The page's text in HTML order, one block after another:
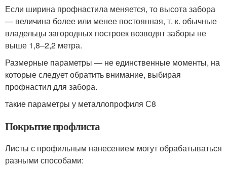
Если ширина профнастила меняется, то высота забора
— величина более или менее постоянная, т. к. обычные
владельцы загородных построек возводят заборы не
выше 1,8–2,2 метра.
Размерные параметры — не единственные моменты, на
которые следует обратить внимание, выбирая
профнастил для забора.
такие параметры у металлопрофиля С8
Покрытие профлиста
Листы с профильным нанесением могут обрабатываться
разными способами: